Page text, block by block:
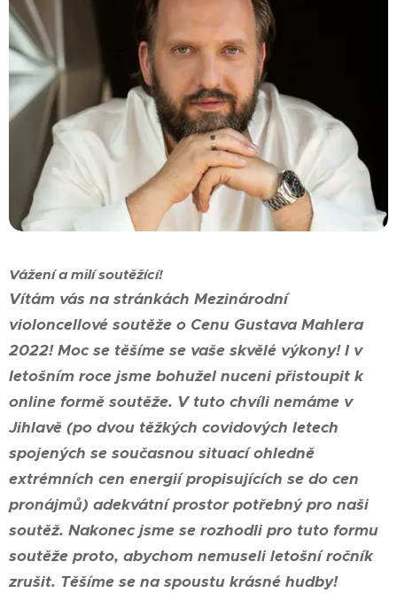
Vážení a milí soutěžící!
Vítám vás na stránkách Mezinárodní
violoncellové soutěže o Cenu Gustava Mahlera
2022!Moc se těšíme se vaše skvělé výkony!I v
letošním roce jsme bohužel nuceni přistoupit k
online formě soutěže. V tuto chvíli nemáme v
Jihlavě (po dvou těžkých covidových letech
spojených se současnou situací ohledně
extrémních cen energií propisujících se do cen
pronájmů) adekvátní prostor potřebný pro naši
soutěž. Nakonec jsme se rozhodli pro tuto formu
soutěže proto, abychom nemuseli letošní ročník
zrušit. Těšíme se na spoustu krásné hudby!